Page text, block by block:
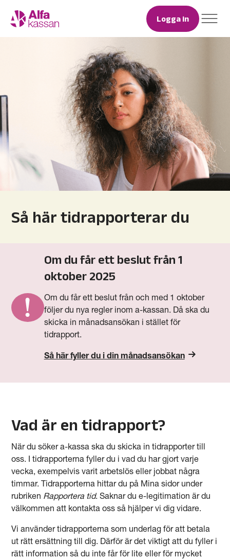
Logga in
Så här tidrapporterar du
Om du får ett beslut från 1
oktober 2025
Om du får ett beslut från och med 1 oktober
följer du nya regler inom a-kassan. Då ska du
skicka in månadsansökan i stället för
tidrapport.
Så här fyller du i din månadsansökan
Vad är en tidrapport?
När du söker a-kassa ska du skicka in tidrapporter till
oss. I tidrapporterna fyller du i vad du har gjort varje
vecka, exempelvis varit arbetslös eller jobbat några
timmar. Tidrapporterna hittar du på Mina sidor under
rubriken Rapportera tid. Saknar du e-legitimation är du
välkommen att kontakta oss så hjälper vi dig vidare.
Vi använder tidrapporterna som underlag för att betala
ut rätt ersättning till dig. Därför är det viktigt att du fyller i
rätt information så du inte får för lite eller för mycket